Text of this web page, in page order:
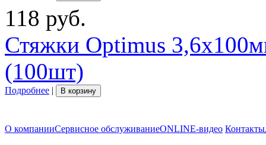
118 руб.
Стяжки Optimus
(100шт)
Подробнее | В корзину
О компанииСервисное обслуживаниеONLINE-видео Контакты